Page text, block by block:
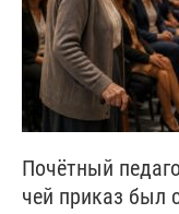
Почётный
чей приказ был